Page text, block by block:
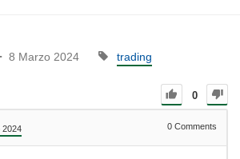
8 Marzo 2024 trading
0
2024 0 Comments